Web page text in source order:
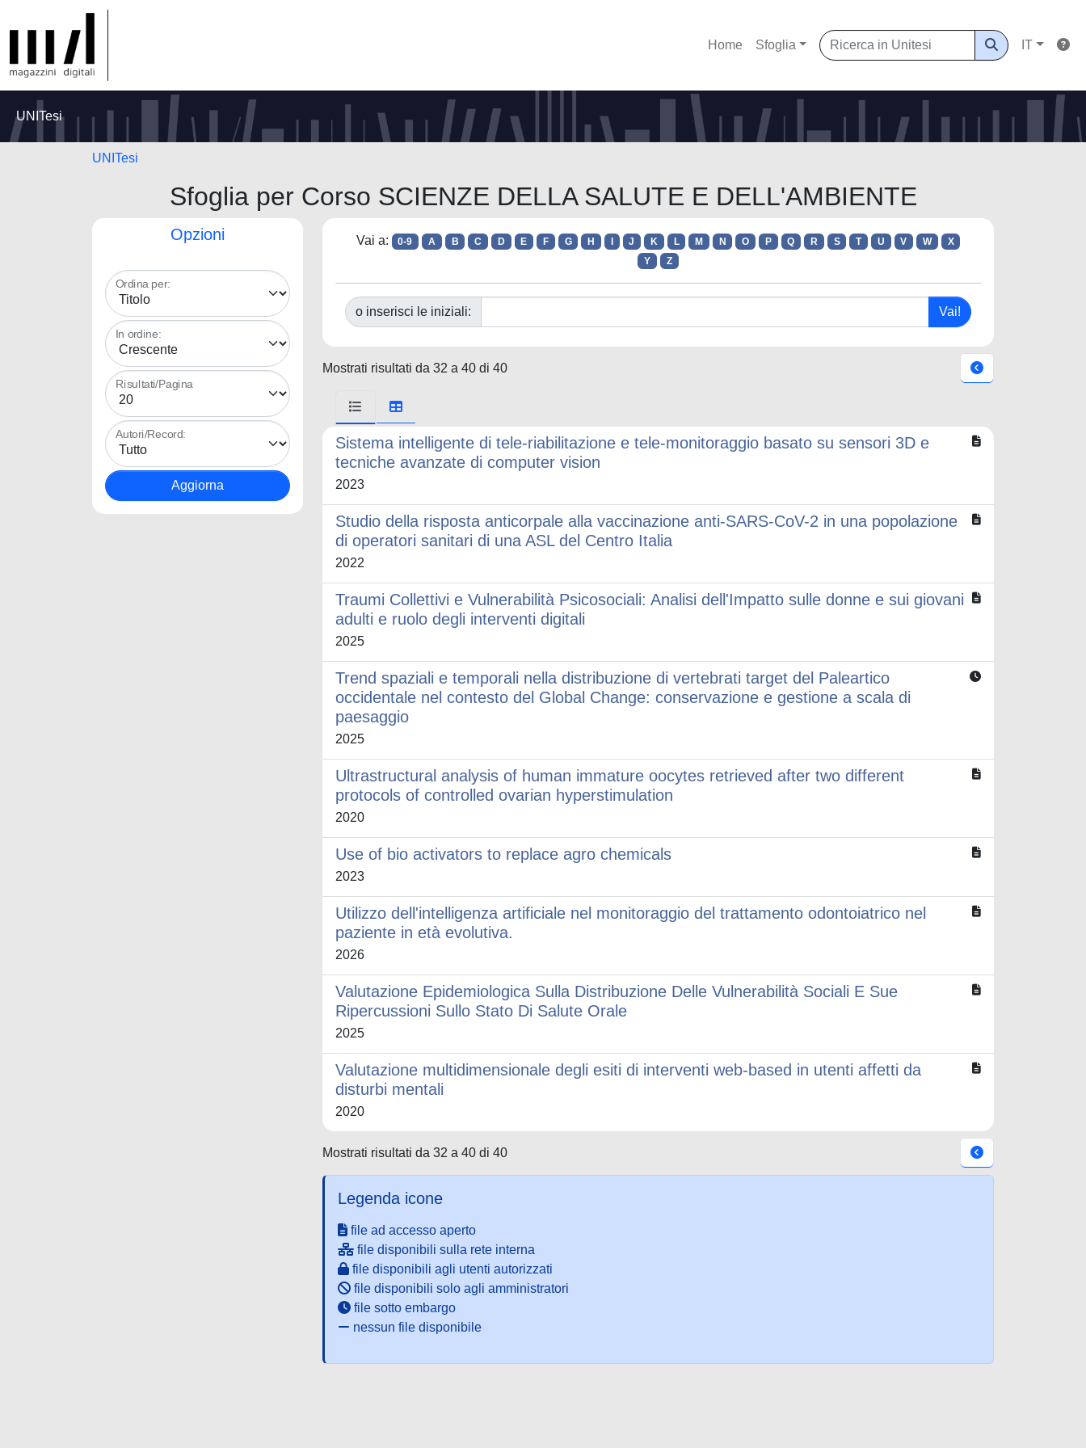
Home Sfoglia IT
UNITesi
UNITesi
Sfoglia per Corso SCIENZE DELLA SALUTE E DELL'AMBIENTE
Opzioni
Ordina per:
In ordine:
Risultati/Pagina
Autori/Record:
Vai a: 0-9 A B C D E F G H J K L M N O P Q R S T U V W
X
Y
Z
o inserisci le iniziali:
Mostrati risultati da 32 a 40 di 40
Sistema intelligente di tele-riabilitazione e tele-monitoraggio basato su sensori 3D e
tecniche avanzate di computer vision
2023
Studio della risposta anticorpale alla vaccinazione anti-SARS-CoV-2 in una popolazione
di operatori sanitari di una ASL del Centro Italia
2022
Traumi Collettivi e Vulnerabilità Psicosociali: Analisi dell'Impatto sulle donne e sui giovani
adulti e ruolo degli interventi digitali
2025
Trend spaziali e temporali nella distribuzione di vertebrati target del Paleartico
occidentale nel contesto del Global Change: conservazione e gestione a scala di
paesaggio
2025
Ultrastructural analysis of human immature oocytes retrieved after two different
protocols of controlled ovarian hyperstimulation
2020
Use of bio activators to replace agro chemicals
2023
Utilizzo dell'intelligenza artificiale nel monitoraggio del trattamento odontoiatrico nel
paziente in età evolutiva.
2026
Valutazione Epidemiologica Sulla Distribuzione Delle Vulnerabilità Sociali E Sue
Ripercussioni Sullo Stato Di Salute Orale
2025
Valutazione multidimensionale degli esiti di interventi web-based in utenti affetti da
disturbi mentali
2020
Mostrati risultati da 32 a 40 di 40
Legenda icone
file ad accesso aperto
file disponibili sulla rete interna
file disponibili agli utenti autorizzati
file disponibili solo agli amministratori
file sotto embargo
nessun file disponibile